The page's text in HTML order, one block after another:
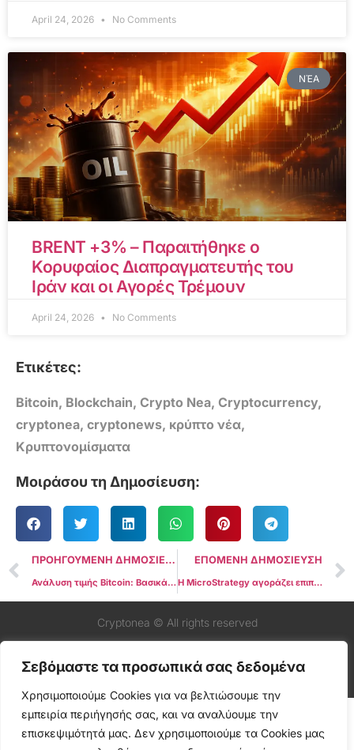
Σεβόμαστε τα προσωπικά σας δεδομένα
Χρησιμοποιούμε Cookies για να βελτιώσουμε την
εμπειρία περιήγησής σας, και να αναλύουμε την
επισκεψιμότητά μας. Δεν χρησιμοποιούμε τα Cookies μας
April 24, 2026 No Comments
ΝΈΑ
BRENT +3% – Παραιτήθηκε ο
Κορυφαίος Διαπραγματευτής του
Ιράν και οι Αγορές Τρέμουν
April 24, 2026 No Comments
Ετικέτες:
Bitcoin, Blockchain, Crypto Nea, Cryptocurrency,
cryptonea, cryptonews, κρύπτο νέα,
Κρυπτονομίσματα
Μοιράσου τη Δημοσίευση:
ΠΡΟΗΓΟΥΜΕΝΗ ΔΗΜΟΣΙΕΥΣΗ
Ανάλυση τιμής Bitcoin: Βασικά επίπεδα υποστήριξης για παρακολούθηση εν μέσω πιθανής επανάληψης δοκιμής κάτω των $60.000
ΕΠΟΜΕΝΗ ΔΗΜΟΣΙΕΥΣΗ
Η MicroStrategy αγοράζει επιπλέον 9.245 Bitcoin για 623 εκατομμύρια δολάρια
Cryptonea © All rights reserved